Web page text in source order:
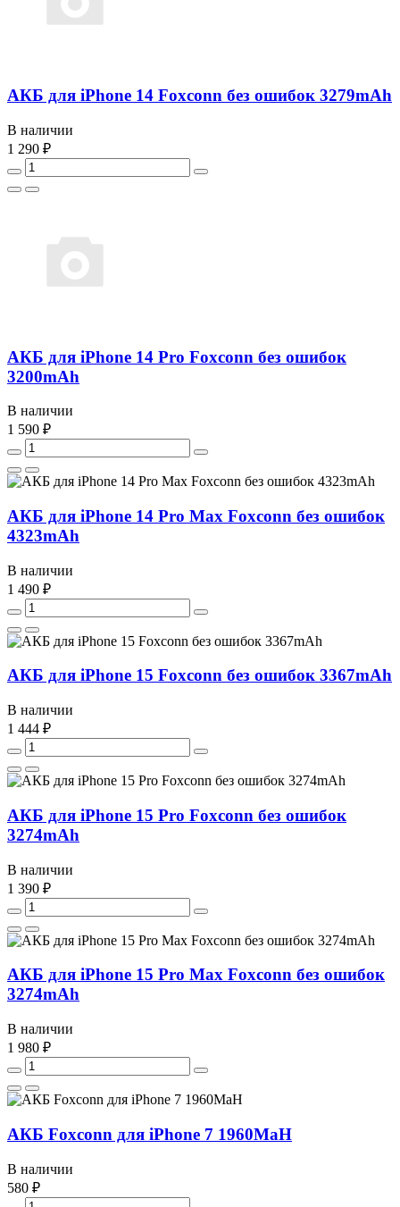
АКБ для iPhone 14 Foxconn без ошибок 3279mAh
В наличии
1 290 ₽
АКБ для iPhone 14 Pro Foxconn без ошибок
3200mAh
В наличии
1 590 ₽
АКБ для iPhone 14 Pro Max Foxconn без ошибок
4323mAh
В наличии
1 490 ₽
АКБ для iPhone 15 Foxconn без ошибок 3367mAh
В наличии
1 444 ₽
АКБ для iPhone 15 Pro Foxconn без ошибок
3274mAh
В наличии
1 390 ₽
АКБ для iPhone 15 Pro Max Foxconn без ошибок
3274mAh
В наличии
1 980 ₽
АКБ Foxconn для iPhone 7 1960MaH
В наличии
580 ₽